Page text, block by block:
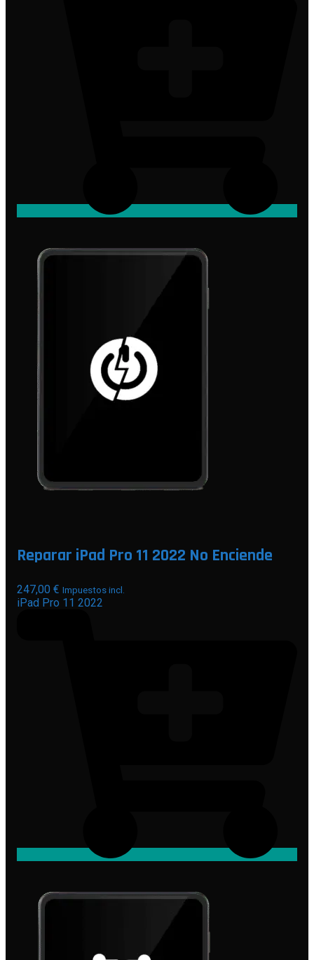
Reparar iPad Pro 11 2022 No Enciende
247,00 € Impuestos incl.
iPad Pro 11 2022